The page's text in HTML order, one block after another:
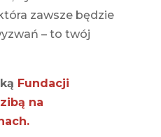
zawsze będzie
– to twój
Fundacji
na